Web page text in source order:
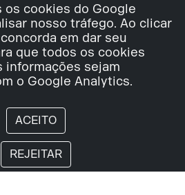
os cookies do Google
nosso tráfego. Ao clicar
em dar seu
que todos os cookies
informações sejam
o Google Analytics.
ACEITO
REJEITAR